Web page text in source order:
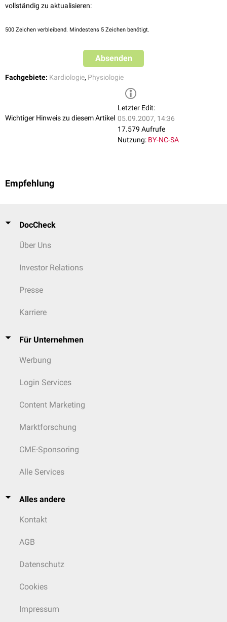
vollständig zu aktualisieren:
500 Zeichen verbleibend. Mindestens 5 Zeichen benötigt.
Absenden
Fachgebiete: Kardiologie, Physiologie
Wichtiger Hinweis zu diesem Artikel
Letzter Edit:
05.09.2007, 14:36
17.579 Aufrufe
Nutzung: BY-NC-SA
Empfehlung
DocCheck
Über Uns
Investor Relations
Presse
Karriere
Für Unternehmen
Werbung
Login Services
Content Marketing
Marktforschung
CME-Sponsoring
Alle Services
Alles andere
Kontakt
AGB
Datenschutz
Cookies
Impressum